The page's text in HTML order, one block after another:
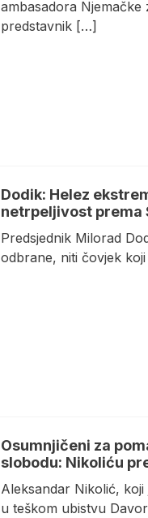
ambasadora Njemačke
predstavnik […]
Dodik: Helez
netrpeljivost prema
Predsjednik Milorad
odbrane, niti čovjek
Osumnjičeni za
slobodu: Nikoliću
Aleksandar Nikolić,
u teškom ubistvu